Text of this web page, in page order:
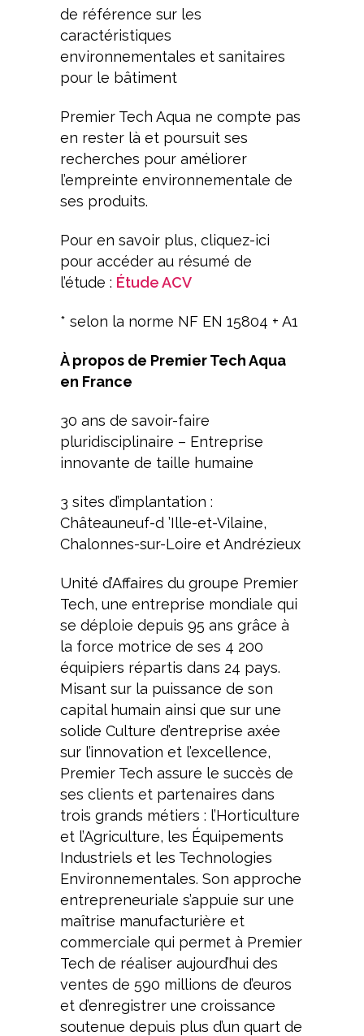
de référence sur les
caractéristiques
environnementales et sanitaires
pour le bâtiment
Premier Tech Aqua ne compte pas
en rester là et poursuit ses
recherches pour améliorer
l’empreinte environnementale de
ses produits.
Pour en savoir plus, cliquez-ici
pour accéder au résumé de
l’étude : Étude ACV
* selon la norme NF EN 15804 + A1
À propos de Premier Tech Aqua
en France
30 ans de savoir-faire
pluridisciplinaire – Entreprise
innovante de taille humaine
3 sites d’implantation :
Châteauneuf-d ’Ille-et-Vilaine,
Chalonnes-sur-Loire et Andrézieux
Unité d’Affaires du groupe Premier
Tech, une entreprise mondiale qui
se déploie depuis 95 ans grâce à
la force motrice de ses 4 200
équipiers répartis dans 24 pays.
Misant sur la puissance de son
capital humain ainsi que sur une
solide Culture d’entreprise axée
sur l’innovation et l’excellence,
Premier Tech assure le succès de
ses clients et partenaires dans
trois grands métiers : l’Horticulture
et l’Agriculture, les Équipements
Industriels et les Technologies
Environnementales. Son approche
entrepreneuriale s’appuie sur une
maîtrise manufacturière et
commerciale qui permet à Premier
Tech de réaliser aujourd’hui des
ventes de 590 millions de d’euros
et d’enregistrer une croissance
soutenue depuis plus d’un quart de